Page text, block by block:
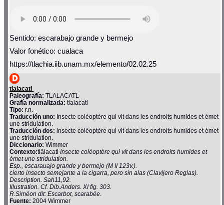
Sentido: escarabajo grande y bermejo
Valor fonético: cualaca
https://tlachia.iib.unam.mx/elemento/02.02.25
tlalacatl
Paleografía: TLALACATL
Grafía normalizada: tlalacatl
Tipo: r.n.
Traducción uno: Insecte coléoptère qui vit dans les endroits humides et émet
une stridulation.
Traducción dos: insecte coléoptère qui vit dans les endroits humides et émet
une stridulation.
Diccionario:Wimmer
Contexto:tlâlacatlInsecte coléoptère qui vit dans les endroits humides et
émet une stridulation.
Esp., escarauajo grande y bermejo (M II 123v.).
cierto insecto semejante a la cigarra, pero sin alas (Clavijero Reglas).
Description. Sah11,92.
Illustration. Cf. Dib.Anders. XI fig. 303.
R.Siméon dit: Escarbot, scarabée.
Fuente: 2004 Wimmer